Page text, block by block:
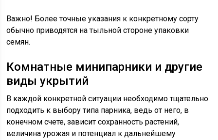
Важно! Более точные указания к конкретному сорту
обычно приводятся на тыльной стороне упаковки
семян.
Комнатные минипарники и другие
виды укрытий
В каждой конкретной ситуации необходимо тщательно
подходить к выбору типа парника, ведь от него, в
конечном счете, зависит сохранность растений,
величина урожая и потенциал к дальнейшему